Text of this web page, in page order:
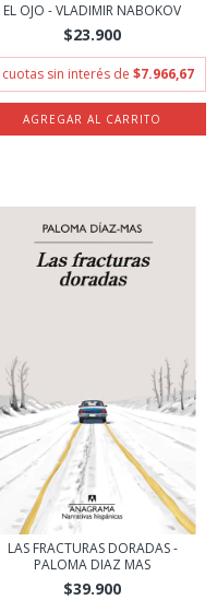
EL OJO - VLADIMIR NABOKOV
$23.900
cuotas sin interés de $7.966,67
LAS FRACTURAS DORADAS -
PALOMA DIAZ MAS
$39.900